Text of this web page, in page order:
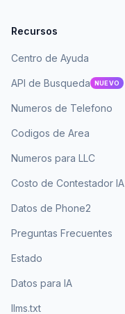
Recursos
Centro de Ayuda
API de Busqueda NUEVO
Numeros de Telefono
Codigos de Area
Numeros para LLC
Costo de Contestador IA
Datos de Phone2
Preguntas Frecuentes
Estado
Datos para IA
llms.txt